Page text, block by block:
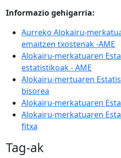
Informazio gehigarria:
Aurreko Alokairu-
emaitzen txostenak -AME
Alokairu-merkatuaren
estatistikoak - AME
Alokairu-mertuaren
bisorea
Alokairu-merkatuaren
Alokairu-merkatuaren
fitxa
Tag-ak